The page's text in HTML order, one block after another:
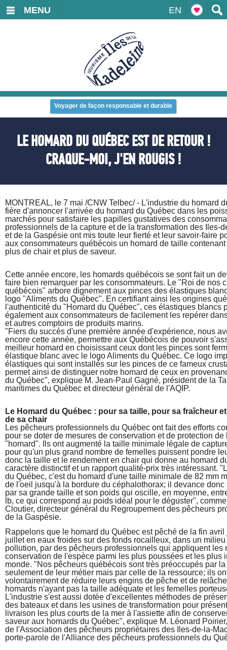
EN
MENU
Voyager de façon responsable et durable
LE HOMARD DU QUÉBEC EST DE RETOUR !
CRAQUE-MOI, J'EN ROUGIS !
MONTREAL, le 7 mai /CNW Telbec/ - L'industrie du homard
fière d'annoncer l'arrivée du homard du Québec dans les
marchés pour satisfaire les papilles gustatives des
professionnels de la capture et de la transformation des Iles-
et de la Gaspésie ont mis toute leur fierté et leur savoir-faire
aux consommateurs québécois un homard de taille
plus de chair et plus de saveur.
Cette année encore, les homards québécois se sont fait un
faire bien remarquer par les consommateurs. Le "Roi de nos
québécois" arbore dignement aux pinces des élastiques
logo "Aliments du Québec". En certifiant ainsi les origines
l'authenticité du "Homard du Québec", ces élastiques blancs
également aux consommateurs de facilement les repérer
et autres comptoirs de produits marins.
"Fiers du succès d'une première année d'expérience, nous
encore cette année, permettre aux Québécois de pouvoir
meilleur homard en choisissant ceux dont les pinces sont
élastique blanc avec le logo Aliments du Québec. Ce logo
élastiques qui sont installés sur les pinces de ce fameux
permet ainsi de distinguer notre homard de ceux en
du Québec", explique M. Jean-Paul Gagné, président de la
maritimes du Québec et directeur général de l'AQIP.
Le Homard du Québec : pour sa taille, pour sa fraîcheur
de sa chair
Les pêcheurs professionnels du Québec ont fait des efforts
pour se doter de mesures de conservation et de protection de
"homard". Ils ont augmenté la taille minimale légale de
pour qu'un plus grand nombre de femelles puissent pondre
donc la taille et le rendement en chair qui donne au homard
caractère distinctif et un rapport qualité-prix très intéressant.
du Québec, c'est du homard d'une taille minimale de 82 mm
de l'oeil jusqu'à la bordure du céphalothorax; il devance donc
par sa grande taille et son poids qui oscille, en moyenne,
lb, ce qui correspond au poids idéal pour le déguster",
Cloutier, directeur général du Regroupement des pêcheurs
de la Gaspésie.
Rappelons que le homard du Québec est pêché de la fin avril
juillet en eaux froides sur des fonds rocailleux, dans un
pollution, par des pêcheurs professionnels qui appliquent les
conservation de l'espèce parmi les plus poussées et les plus
monde. "Nos pêcheurs québécois sont très préoccupés par
seulement de leur métier mais par celle de la ressource; ils
volontairement de réduire leurs engins de pêche et de
homards n'ayant pas la taille adéquate et les femelles
L'industrie s'est aussi dotée d'excellentes méthodes de
des bateaux et dans les usines de transformation pour
livraison les plus courts de la mer à l'assiette afin de
saveur aux homards du Québec", explique M. Léonard
de l'Association des pêcheurs propriétaires des Iles-de-la-
porte-parole de l'Alliance des pêcheurs professionnels du